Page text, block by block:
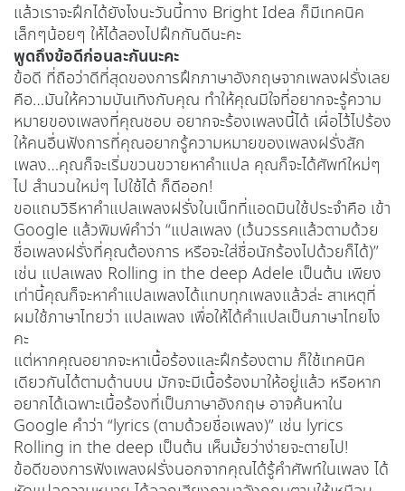
แล้วเราจะฝึกได้ยังไงนะวันนี้ทาง Bright Idea ก็มีเทคนิค
เล็กๆน้อยๆ ให้ได้ลองไปฝึกกันดีนะคะ
พูดถึงข้อดีก่อนละกันนะคะ
ข้อดี ที่ถือว่าดีที่สุดของการฝึกภาษาอังกฤษจากเพลงฝรั่งเลย
คือ…มันให้ความบันเทิงกับคุณ ทำให้คุณมีใจที่อยากจะรู้ความ
หมายของเพลงที่คุณชอบ อยากจะร้องเพลงนี้ได้ เผื่อไว้ไปร้อง
ให้คนอื่นฟังการที่คุณอยากรู้ความหมายของเพลงฝรั่งสัก
เพลง…คุณก็จะเริ่มขวนขวายหาคำแปล คุณก็จะได้ศัพท์ใหม่ๆ
ไป สำนวนใหม่ๆ ไปใช้ได้ ก็ดีออก!
ขอแถมวิธีหาคำแปลเพลงฝรั่งในเน็ทที่แอดมินใช้ประจำคือ เข้า
Google แล้วพิมพ์คำว่า “แปลเพลง (เว้นวรรคแล้วตามด้วย
ชื่อเพลงฝรั่งที่คุณต้องการ หรือจะใส่ชื่อนักร้องไปด้วยก็ได้)”
เช่น แปลเพลง Rolling in the deep Adele เป็นต้น เพียง
เท่านี้คุณก็จะหาคำแปลเพลงได้แทบทุกเพลงแล้วล่ะ สาเหตุที่
ผมใช้ภาษาไทยว่า แปลเพลง เพื่อให้ได้คำแปลเป็นภาษาไทยไง
คะ
แต่หากคุณอยากจะหาเนื้อร้องและฝึกร้องตาม ก็ใช้เทคนิค
เดียวกันได้ตามด้านบน มักจะมีเนื้อร้องมาให้อยู่แล้ว หรือหาก
อยากได้เฉพาะเนื้อร้องที่เป็นภาษาอังกฤษ อาจค้นหาใน
Google คำว่า “lyrics (ตามด้วยชื่อเพลง)” เช่น lyrics
Rolling in the deep เป็นต้น เห็นมั้ยว่าง่ายจะตายไป!
ข้อดีของการฟังเพลงฝรั่งนอกจากคุณได้รู้คำศัพท์ในเพลง ได้